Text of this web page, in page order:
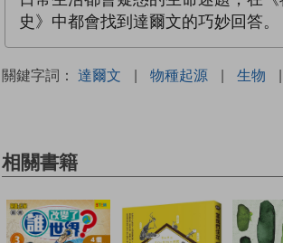
史》中都會找到達爾文的巧妙回答。
關鍵字詞： 達爾文 | 物種起源 | 生物 |
相關書籍